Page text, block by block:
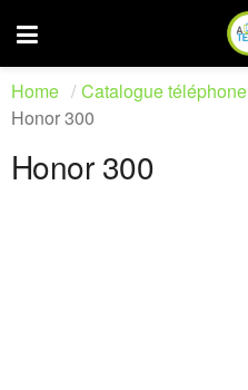
Home Catalogue téléphone
Honor 300
Honor 300